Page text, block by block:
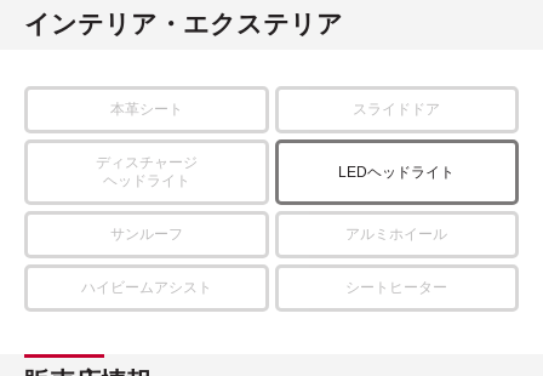
インテリア・エクステリア
本革シート スライドドア
ディスチャージ
ヘッドライト
LEDヘッドライト
サンルーフ アルミホイール
ハイビームアシスト シートヒーター